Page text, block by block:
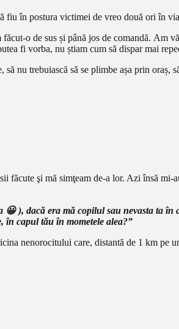
în postura victimei de vreo două ori în
o de sus și până jos de comandă. Am
fi vorba, nu știam cum să dispar mai
nu trebuiască să se plimbe așa prin oraș,
făcute şi mă simţeam de-a lor. Azi însă
), dacă era mă copilul sau nevasta ta în
în capul tău în mometele alea?”
nenorocitului care, distantă de 1 km pe